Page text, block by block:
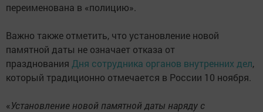
переименована в «полицию».
Важно также отметить, что установление новой
памятной даты не означает отказа от
празднования Дня сотрудника органов внутренних дел,
который традиционно отмечается в России 10 ноября.
«Установление новой памятной даты наряду с